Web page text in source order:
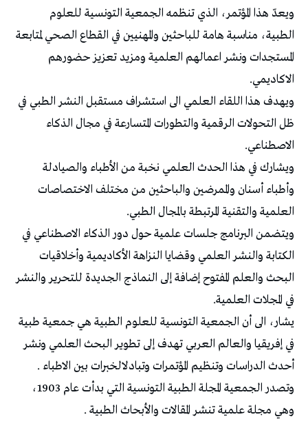
ويعدّ هذا المؤتمر، الذي تنظمه الجمعية التونسية للعلوم
الطبية، مناسبة هامة للباحثين والمهنيين في القطاع الصحي لمتابعة
المستجدات ونشر اعمالهم العلمية ومزيد تعزيز حضورهم
الاكاديمي.
ويهدف هذا اللقاء العلمي الى استشراف مستقبل النشر الطبي في
ظل التحولات الرقمية والتطورات المتسارعة في مجال الذكاء
الاصطناعي.
ويشارك في هذا الحدث العلمي نخبة من الأطباء والصيادلة
وأطباء أسنان والممرضين والباحثين من مختلف الاختصاصات
العلمية والتقنية المرتبطة بالمجال الطبي.
ويتضمن البرنامج جلسات علمية حول دور الذكاء الاصطناعي في
الكتابة والنشر العلمي وقضايا النزاهة الأكاديمية وأخلاقيات
البحث والعلم المفتوح إضافة إلى النماذج الجديدة للتحرير والنشر
في المجلات العلمية.
يشار، الى أن الجمعية التونسية للعلوم الطبية هي جمعية طبية
في إفريقيا والعالم العربي تهدف إلى تطوير البحث العلمي ونشر
أحدث الدراسات وتنظيم المؤتمرات وتبادلالخبرات بين الاطباء .
وتصدر الجمعية المجلة الطبية التونسية التي بدأت عام 1903،
وهي مجلة علمية تنشر المقالات والأبحاث الطبية .